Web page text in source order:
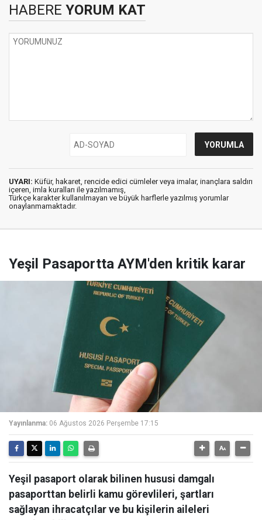
HABERE YORUM KAT
UYARI: Küfür, hakaret, rencide edici cümleler veya imalar, inançlara saldırı
içeren, imla kuralları ile yazılmamış,
Türkçe karakter kullanılmayan ve büyük harflerle yazılmış yorumlar
onaylanmamaktadır.
Yeşil Pasaportta AYM'den kritik karar
Yayınlanma: 06 Ağustos 2026 Perşembe 17:15
Yeşil pasaport olarak bilinen hususi damgalı
pasaporttan belirli kamu görevlileri, şartları
sağlayan ihracatçılar ve bu kişilerin aileleri